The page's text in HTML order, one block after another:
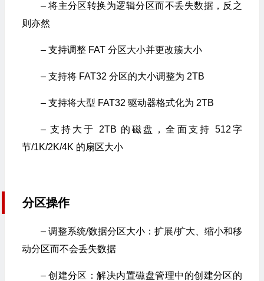
– 将主分区转换为逻辑分区而不丢失数据，反之
则亦然
– 支持调整 FAT 分区大小并更改簇大小
– 支持将 FAT32 分区的大小调整为 2TB
– 支持将大型 FAT32 驱动器格式化为 2TB
– 支持大于 2TB 的磁盘，全面支持 512字
节/1K/2K/4K 的扇区大小
分区操作
– 调整系统/数据分区大小：扩展/扩大、缩小和移
动分区而不会丢失数据
– 创建分区：解决内置磁盘管理中的创建分区的